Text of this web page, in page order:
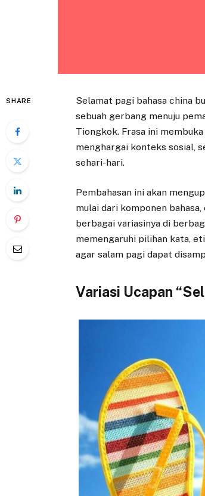
SHARE
Selamat pagi bahasa china
sebuah gerbang menuju
Tiongkok. Frasa ini
menghargai konteks sosial,
sehari-hari.
Pembahasan ini akan
mulai dari komponen
berbagai variasinya di
memengaruhi pilihan kata,
agar salam pagi dapat
Variasi Ucapan